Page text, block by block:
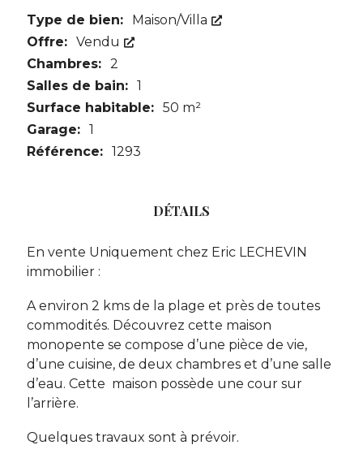
Type de bien:
Maison/Villa
Offre: Vendu
Chambres: 2
Salles de bain: 1
Surface habitable: 50 m²
Garage: 1
Référence: 1293
DÉTAILS
En vente Uniquement chez Eric LECHEVIN
immobilier :
A environ 2 kms de la plage et près de toutes
commodités. Découvrez cette maison
monopente se compose d’une pièce de vie,
d’une cuisine, de deux chambres et d’une salle
d’eau. Cette maison possède une cour sur
l’arrière.
Quelques travaux sont à prévoir.